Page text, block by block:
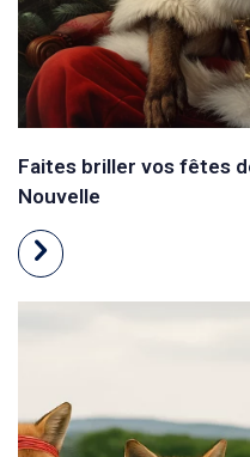
Faites briller vos fêtes
Nouvelle